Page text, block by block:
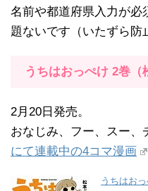
名前や都道府県入力が必
題ないです（いたずら防
うちはおっぺけ 2巻（
2月20日発売。
おなじみ、フー、スー、
にて連載中の4コマ漫画
うちはお